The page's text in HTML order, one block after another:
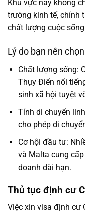
Khu vực này không
trường kinh tế, chính
chất lượng cuộc
Lý do bạn nên
Chất lượng sống:
Thụy Điển nổi
sinh xã hội tuyệt
Tính di chuyển
cho phép di
Cơ hội đầu tư:
và Malta cung
doanh dài hạn.
Thủ tục định cư
Việc xin visa định cư